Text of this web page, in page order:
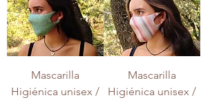
Mascarilla
Higiénica unisex /
Mascarilla
Higiénica unisex /